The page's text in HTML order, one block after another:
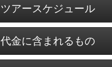
ツアースケジュール
代金に含まれるもの